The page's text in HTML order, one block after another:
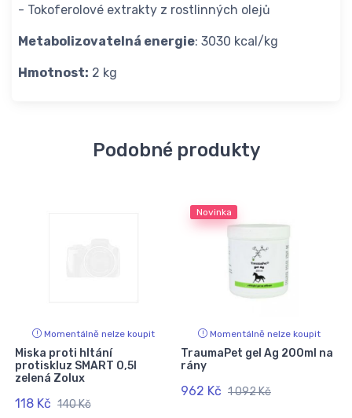
- Tokoferolové extrakty z rostlinných olejů
Metabolizovatelná energie: 3030 kcal/kg
Hmotnost: 2 kg
Podobné produkty
Momentálně nelze koupit
Miska proti hltání
protiskluz SMART 0,5l
zelená Zolux
118 Kč 140 Kč
Novinka
Momentálně nelze koupit
TraumaPet gel Ag 200ml na
rány
962 Kč 1 092 Kč